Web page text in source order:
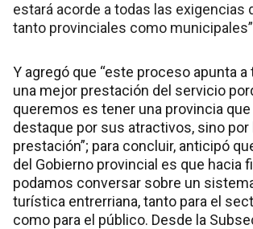
estará acorde a todas las exigencias
tanto provinciales como
Y agregó que “este proceso apunta a
una mejor prestación del servicio
queremos es tener una provincia
destaque por sus atractivos, sino por
prestación”; para concluir, anticipó
del Gobierno provincial es que hacia
podamos conversar sobre un
turística entrerriana, tanto para el
como para el público. Desde la